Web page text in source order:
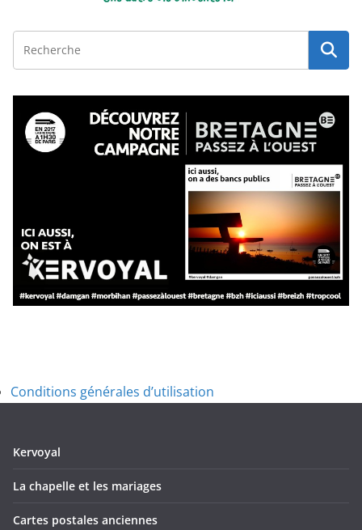
Conditions générales d’utilisation
Kervoyal
La chapelle et les mariages
Cartes postales anciennes